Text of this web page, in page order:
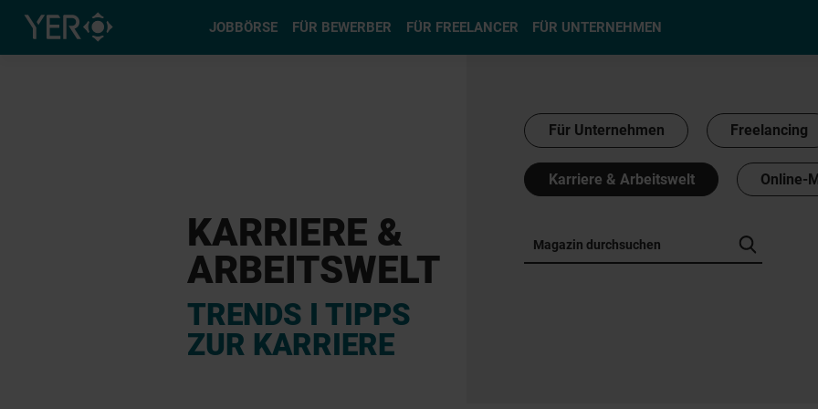
JOBBÖRSE FÜR BEWERBER FÜR FREELANCER FÜR UNTERNEHMEN
Typ auswählen
Für Unternehmen Freelancing
Karriere & Arbeitswelt Online-
KARRIERE &
ARBEITSWELT
TRENDS I TIPPS
ZUR KARRIERE